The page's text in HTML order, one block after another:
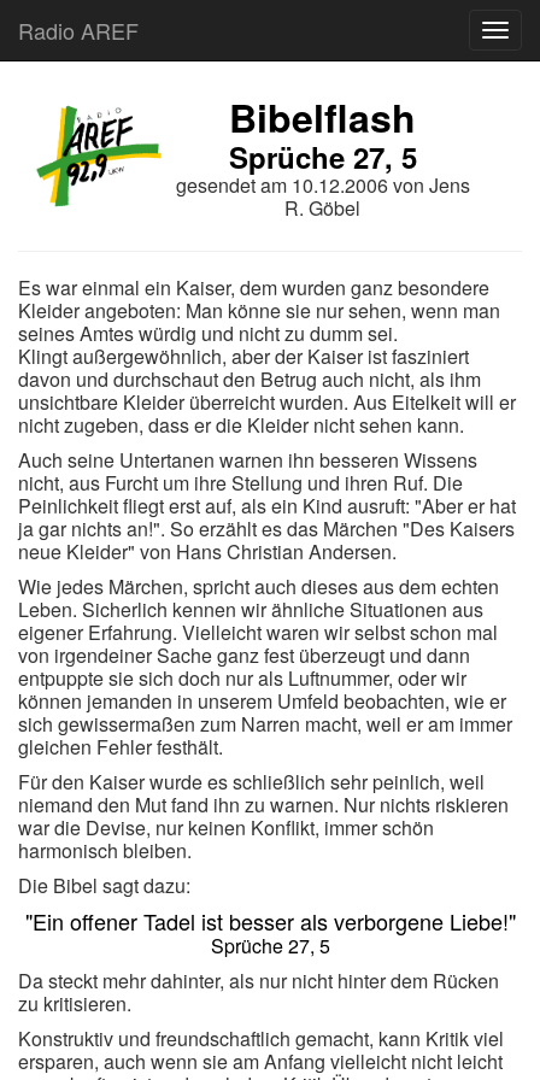
Radio AREF
Bibelflash
Sprüche 27, 5
gesendet am 10.12.2006von Jens
R. Göbel
Es war einmal ein Kaiser, dem wurden ganz besondere
Kleider angeboten: Man könne sie nur sehen, wenn man
seines Amtes würdig und nicht zu dumm sei.
Klingt außergewöhnlich, aber der Kaiser ist fasziniert
davon und durchschaut den Betrug auch nicht, als ihm
unsichtbare Kleider überreicht wurden. Aus Eitelkeit will er
nicht zugeben, dass er die Kleider nicht sehen kann.
Auch seine Untertanen warnen ihn besseren Wissens
nicht, aus Furcht um ihre Stellung und ihren Ruf. Die
Peinlichkeit fliegt erst auf, als ein Kind ausruft: "Aber er hat
ja gar nichts an!". So erzählt es das Märchen "Des Kaisers
neue Kleider" von Hans Christian Andersen.
Wie jedes Märchen, spricht auch dieses aus dem echten
Leben. Sicherlich kennen wir ähnliche Situationen aus
eigener Erfahrung. Vielleicht waren wir selbst schon mal
von irgendeiner Sache ganz fest überzeugt und dann
entpuppte sie sich doch nur als Luftnummer, oder wir
können jemanden in unserem Umfeld beobachten, wie er
sich gewissermaßen zum Narren macht, weil er am immer
gleichen Fehler festhält.
Für den Kaiser wurde es schließlich sehr peinlich, weil
niemand den Mut fand ihn zu warnen. Nur nichts riskieren
war die Devise, nur keinen Konflikt, immer schön
harmonisch bleiben.
Die Bibel sagt dazu:
"Ein offener Tadel ist besser als verborgene Liebe!"
Sprüche 27, 5
Da steckt mehr dahinter, als nur nicht hinter dem Rücken
zu kritisieren.
Konstruktiv und freundschaftlich gemacht, kann Kritik viel
ersparen, auch wenn sie am Anfang vielleicht nicht leicht